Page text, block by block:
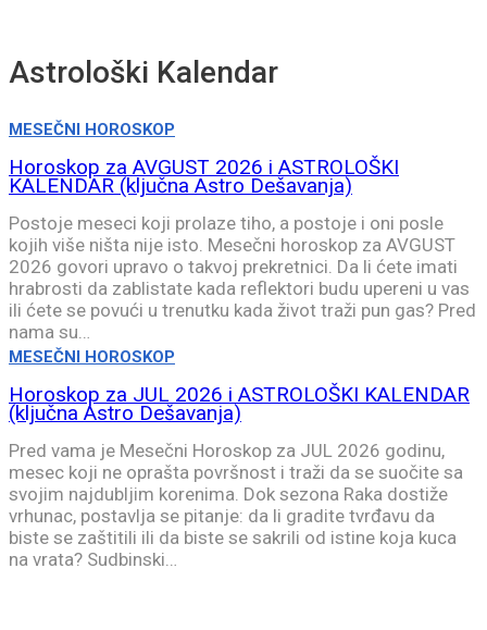
Astrološki Kalendar
MESEČNI HOROSKOP
Horoskop za AVGUST 2026 i ASTROLOŠKI
KALENDAR (ključna Astro Dešavanja)
Postoje meseci koji prolaze tiho, a postoje i oni posle
kojih više ništa nije isto. Mesečni horoskop za AVGUST
2026 govori upravo o takvoj prekretnici. Da li ćete imati
hrabrosti da zablistate kada reflektori budu upereni u vas
ili ćete se povući u trenutku kada život traži pun gas? Pred
nama su…
MESEČNI HOROSKOP
Horoskop za JUL 2026 i ASTROLOŠKI KALENDAR
(ključna Astro Dešavanja)
Pred vama je Mesečni Horoskop za JUL 2026 godinu,
mesec koji ne oprašta površnost i traži da se suočite sa
svojim najdubljim korenima. Dok sezona Raka dostiže
vrhunac, postavlja se pitanje: da li gradite tvrđavu da
biste se zaštitili ili da biste se sakrili od istine koja kuca
na vrata? Sudbinski…